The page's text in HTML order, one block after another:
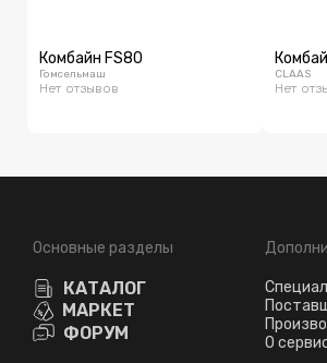
Комбайн FS80
Гомсельмаш
Нет отзывов
CLAAS
Нет
Основные разделы
КАТАЛОГ
МАРКЕТ
ФОРУМ
О